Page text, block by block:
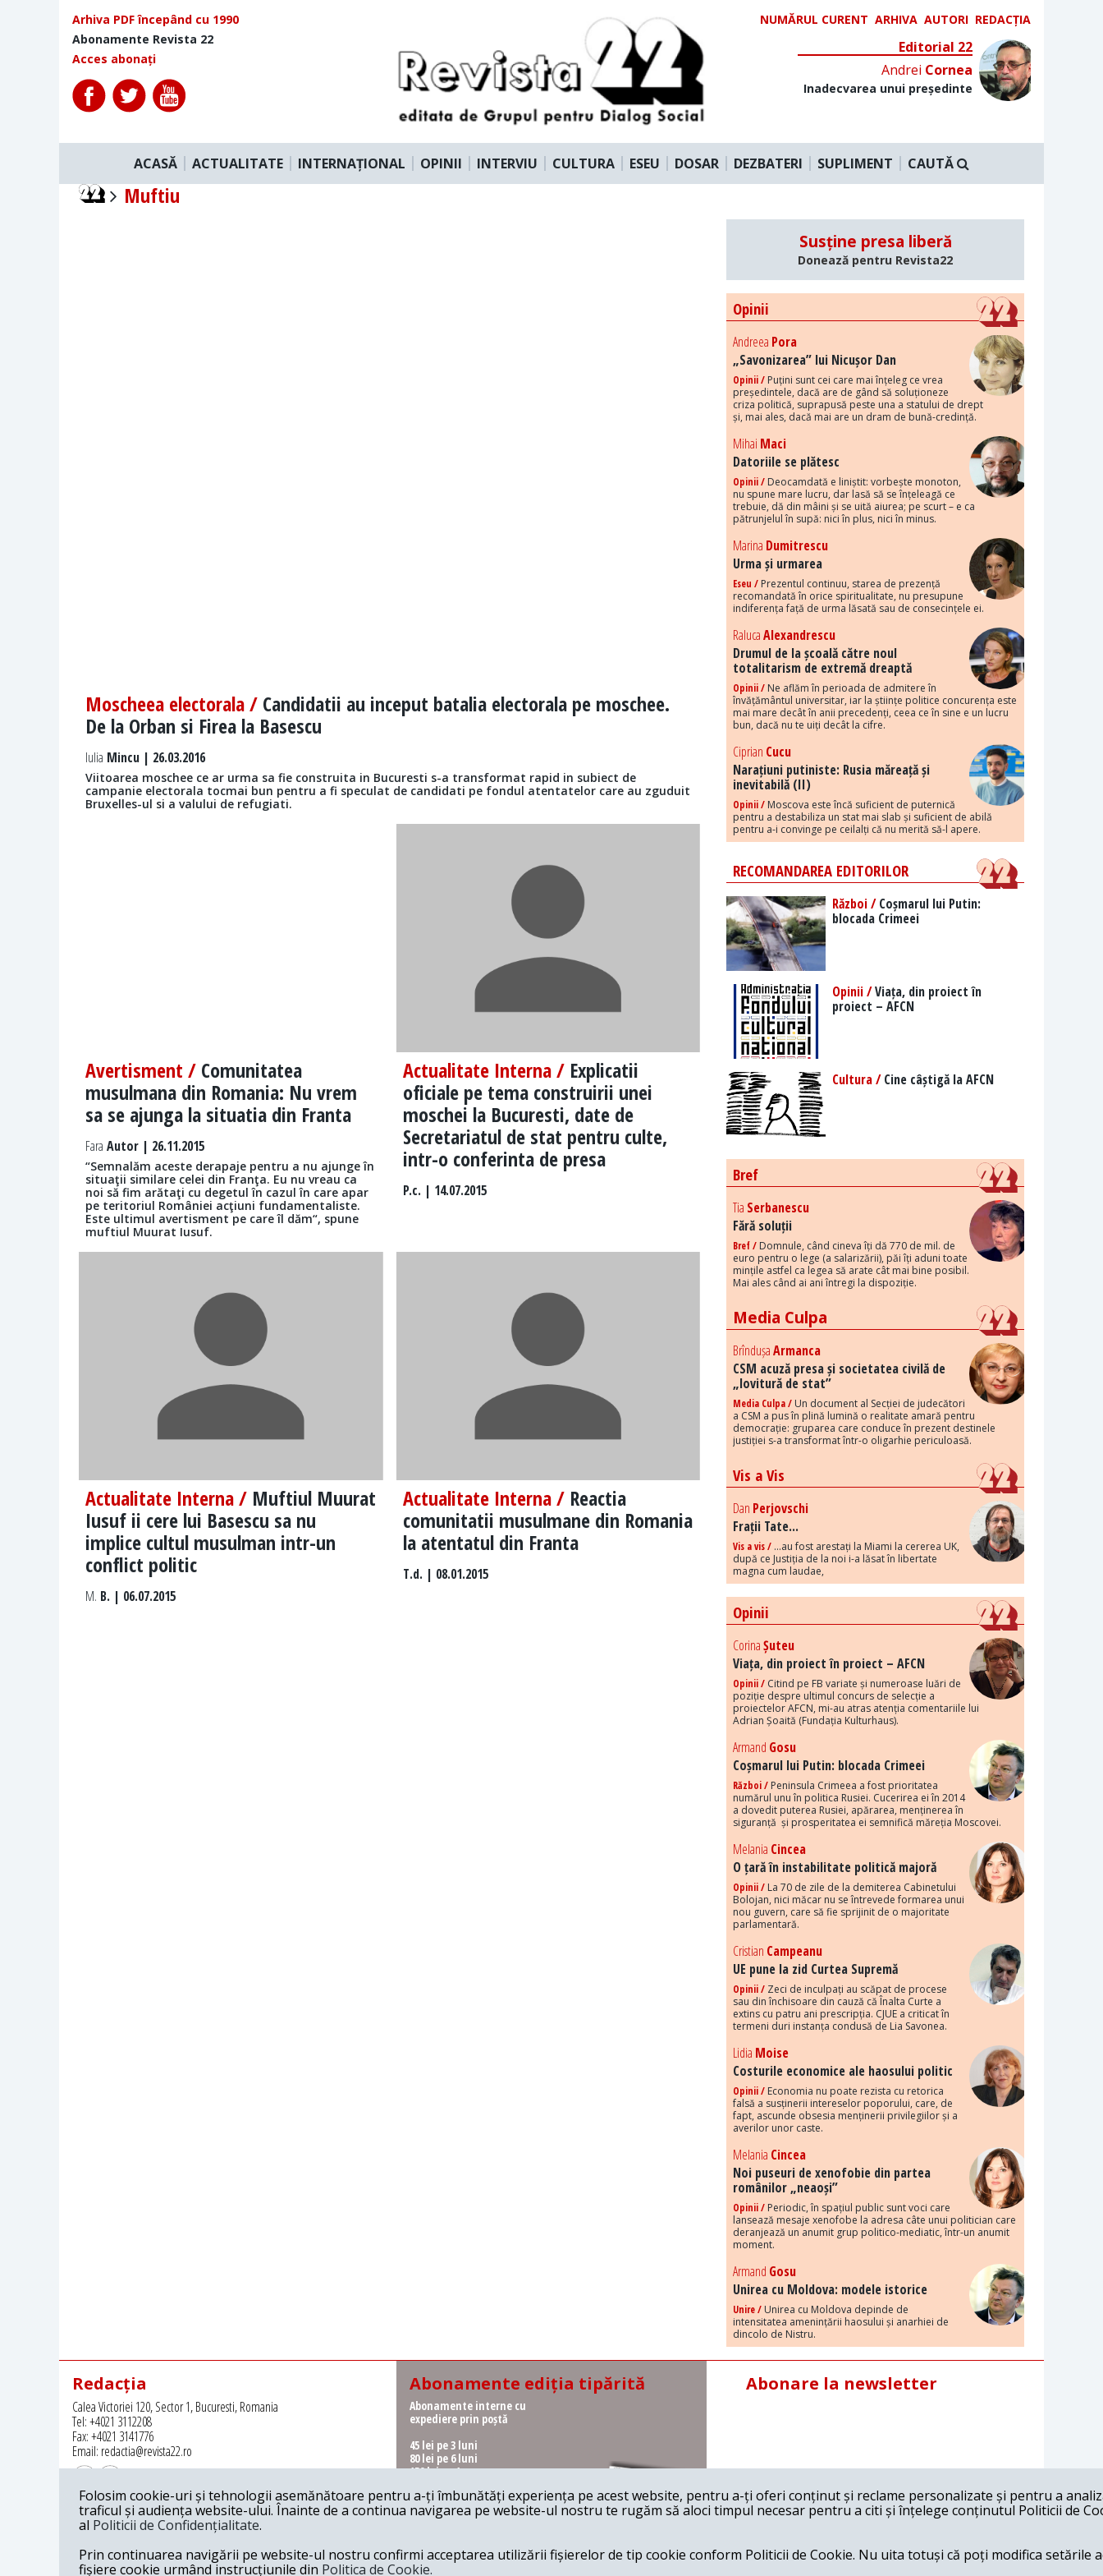
Arhiva PDF începând cu 1990
Abonamente Revista 22
Acces abonați
NUMĂRUL CURENT ARHIVA AUTORI REDACȚIA
Editorial 22
Andrei Cornea
Inadecvarea unui președinte
ACASĂ ACTUALITATE INTERNAȚIONAL OPINII INTERVIU CULTURA ESEU DOSAR DEZBATERI SUPLIMENT CAUTĂ
Muftiu
Moscheea electorala / Candidatii au inceput batalia electorala pe moschee.
De la Orban si Firea la Basescu
Iulia Mincu | 26.03.2016
Viitoarea moschee ce ar urma sa fie construita in Bucuresti s-a transformat rapid in subiect de
campanie electorala tocmai bun pentru a fi speculat de candidati pe fondul atentatelor care au zguduit
Bruxelles-ul si a valului de refugiati.
Avertisment / Comunitatea
musulmana din Romania: Nu vrem
sa se ajunga la situatia din Franta
Fara Autor | 26.11.2015
“Semnalăm aceste derapaje pentru a nu ajunge în
situaţii similare celei din Franţa. Eu nu vreau ca
noi să fim arătaţi cu degetul în cazul în care apar
pe teritoriul României acţiuni fundamentaliste.
Este ultimul avertisment pe care îl dăm“, spune
muftiul Muurat Iusuf.
Actualitate Interna / Explicatii
oficiale pe tema construirii unei
moschei la Bucuresti, date de
Secretariatul de stat pentru culte,
intr-o conferinta de presa
P.c. | 14.07.2015
Actualitate Interna / Muftiul Muurat
Iusuf ii cere lui Basescu sa nu
implice cultul musulman intr-un
conflict politic
M. B. | 06.07.2015
Actualitate Interna / Reactia
comunitatii musulmane din Romania
la atentatul din Franta
T.d. | 08.01.2015
Susține presa liberă
Donează pentru Revista22
Opinii
Andreea Pora
„Savonizarea” lui Nicușor Dan
Opinii / Puțini sunt cei care mai înțeleg ce vrea
președintele, dacă are de gând să soluționeze
criza politică, suprapusă peste una a statului de drept
și, mai ales, dacă mai are un dram de bună-credință.
Mihai Maci
Datoriile se plătesc
Opinii / Deocamdată e liniștit: vorbește monoton,
nu spune mare lucru, dar lasă să se înțeleagă ce
trebuie, dă din mâini și se uită aiurea; pe scurt – e ca
pătrunjelul în supă: nici în plus, nici în minus.
Marina Dumitrescu
Urma și urmarea
Eseu / Prezentul continuu, starea de prezență
recomandată în orice spiritualitate, nu presupune
indiferența față de urma lăsată sau de consecințele ei.
RalucaAlexandrescu
Drumul de la școală către noul
totalitarism de extremă dreaptă
Opinii / Ne aflăm în perioada de admitere în
învățământul universitar, iar la științe politice concurența este
mai mare decât în anii precedenți, ceea ce în sine e un lucru
bun, dacă nu te uiți decât la cifre.
Ciprian Cucu
Narațiuni putiniste: Rusia măreață și
inevitabilă (II)
Opinii / Moscova este încă suficient de puternică
pentru a destabiliza un stat mai slab și suficient de abilă
pentru a-i convinge pe ceilalți că nu merită să-l apere.
RECOMANDAREA EDITORILOR
Război /Coșmarul lui Putin:
blocada Crimeei
Opinii /Viața, din proiect în
proiect – AFCN
Cultura /Cine câștigă la AFCN
Bref
Tia Serbanescu
Fără soluții
Bref / Domnule, când cineva îți dă 770 de mil. de
euro pentru o lege (a salarizării), păi îți aduni toate
mințile astfel ca legea să arate cât mai bine posibil.
Mai ales când ai ani întregi la dispoziție.
Media Culpa
BrîndușaArmanca
CSM acuză presa și societatea civilă de
„lovitură de stat”
Media Culpa / Un document al Secției de judecători
a CSM a pus în plină lumină o realitate amară pentru
democrație: gruparea care conduce în prezent destinele
justiției s-a transformat într-o oligarhie periculoasă.
Vis a Vis
Dan Perjovschi
Frații Tate...
Vis a vis / ...au fost arestați la Miami la cererea UK,
după ce Justiția de la noi i-a lăsat în libertate
magna cum laudae,
Opinii
CorinaȘuteu
Viața, din proiect în proiect – AFCN
Opinii / Citind pe FB variate și numeroase luări de
poziție despre ultimul concurs de selecție a
proiectelor AFCN, mi-au atras atenția comentariile lui
Adrian Șoaită (Fundația Kulturhaus).
Armand Gosu
Coșmarul lui Putin: blocada Crimeei
Război / Peninsula Crimeea a fost prioritatea
numărul unu în politica Rusiei. Cucerirea ei în 2014
a dovedit puterea Rusiei, apărarea, menținerea în
siguranță și prosperitatea ei semnifică măreția Moscovei.
Melania Cincea
O țară în instabilitate politică majoră
Opinii / La 70 de zile de la demiterea Cabinetului
Bolojan, nici măcar nu se întrevede formarea unui
nou guvern, care să fie sprijinit de o majoritate
parlamentară.
Cristian Campeanu
UE pune la zid Curtea Supremă
Opinii / Zeci de inculpați au scăpat de procese
sau din închisoare din cauză că Înalta Curte a
extins cu patru ani prescripția. CJUE a criticat în
termeni duri instanța condusă de Lia Savonea.
Lidia Moise
Costurile economice ale haosului politic
Opinii / Economia nu poate rezista cu retorica
falsă a susținerii intereselor poporului, care, de
fapt, ascunde obsesia menținerii privilegiilor și a
averilor unor caste.
Melania Cincea
Noi puseuri de xenofobie din partea
românilor „neaoși”
Opinii / Periodic, în spațiul public sunt voci care
lansează mesaje xenofobe la adresa câte unui politician care
deranjează un anumit grup politico-mediatic, într-un anumit
moment.
Armand Gosu
Unirea cu Moldova: modele istorice
Unire / Unirea cu Moldova depinde de
intensitatea amenințării haosului și anarhiei de
dincolo de Nistru.
Redacția
Calea Victoriei 120, Sector 1, Bucuresti, Romania
Tel: +4021 3112208
Fax: +4021 3141776
Email: redactia@revista22.ro
Revista 22 este editata de
Abonamente ediția tipărită
Abonamente interne cu
expediere prin poștă
45 lei pe 3 luni
80 lei pe 6 luni
150 lei pe 1 an
Abonamente interne cu
ridicare de la redacție
62 lei pe 6 luni
115 lei pe 1 an
Abonare la newsletter
Folosim cookie-uri și tehnologii asemănătoare pentru a-ți îmbunătăți experiența pe acest website, pentru a-ți oferi conținut și reclame personalizate și pentru a
traficul și audiența website-ului. Înainte de a continua navigarea pe website-ul nostru te rugăm să aloci timpul necesar pentru a citi și înțelege conținutul Politicii de
al Politicii de Confidențialitate.
Prin continuarea navigării pe website-ul nostru confirmi acceptarea utilizării fișierelor de tip cookie conform Politicii de Cookie. Nu uita totuși că poți modifica setările
fișiere cookie urmând instrucțiunile din Politica de Cookie.